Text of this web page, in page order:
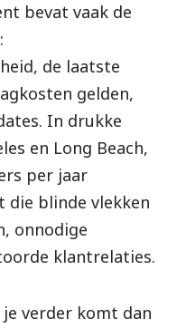
bevat vaak de
de laatste
gelden,
In drukke
en Long Beach,
per jaar
die blinde vlekken
onnodige
klantrelaties.
verder komt dan